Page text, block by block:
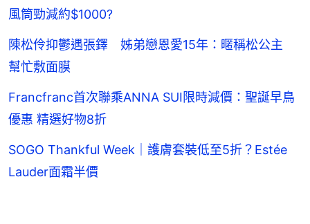
風筒勁減約$1000?
陳松伶抑鬱遇張鐸 姊弟戀恩愛15年：暱稱松公主
幫忙敷面膜
Francfranc首次聯乘ANNA SUI限時減價：聖誕早鳥
優惠 精選好物8折
SOGO Thankful Week｜護膚套裝低至5折？Estée
Lauder面霜半價